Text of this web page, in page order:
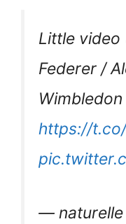
Little
Federer /
https://
— naturelle